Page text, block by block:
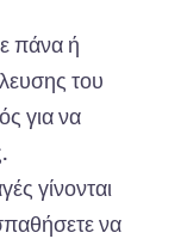
πάνα ή
του
για να
γίνονται
να